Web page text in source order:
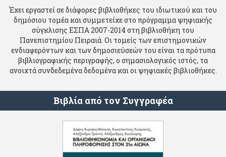
Έχει εργαστεί σε διάφορες βιβλιοθήκες του ιδιωτικού και του
δημόσιου τομέα και συμμετείχε στο πρόγραμμα ψηφιακής
σύγκλισης ΕΣΠΑ 2007-2014 στη βιβλιοθήκη του
Πανεπιστημίου Πειραιά. Οι τομείς των επιστημονικών
ενδιαφερόντων και των δημοσιεύσεών του είναι τα πρότυπα
βιβλιογραφικής περιγραφής, ο σημασιολογικός ιστός, τα
ανοιχτά συνδεδεμένα δεδομένα και οι ψηφιακές βιβλιοθήκες.
Βιβλία από τον Συγγραφέα